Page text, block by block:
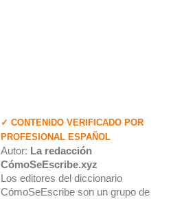
✓ CONTENIDO VERIFICADO POR
PROFESIONAL ESPAÑOL
Autor: La redacción
CómoSeEscribe.xyz
Los editores del diccionario
CómoSeEscribe son un grupo de